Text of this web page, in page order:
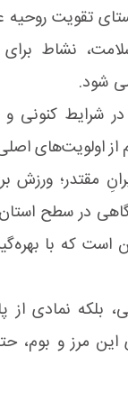
تقویت روحیه
نشاط
شود.
در شرایط
از اولویت‌های
مقتدر؛
در سطح استان،
که با
بلکه نمادی از
مرز و بوم،